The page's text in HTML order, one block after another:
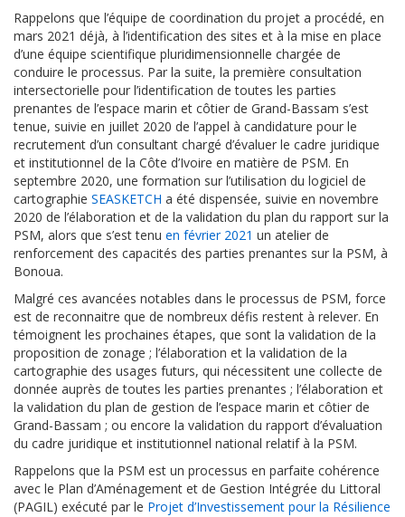
Rappelons que l’équipe de coordination du projet a procédé, en
mars 2021 déjà, à l’identification des sites et à la mise en place
d’une équipe scientifique pluridimensionnelle chargée de
conduire le processus. Par la suite, la première consultation
intersectorielle pour l’identification de toutes les parties
prenantes de l’espace marin et côtier de Grand-Bassam s’est
tenue, suivie en juillet 2020 de l’appel à candidature pour le
recrutement d’un consultant chargé d’évaluer le cadre juridique
et institutionnel de la Côte d’Ivoire en matière de PSM. En
septembre 2020, une formation sur l’utilisation du logiciel de
cartographie SEASKETCH a été dispensée, suivie en novembre
2020 de l’élaboration et de la validation du plan du rapport sur la
PSM, alors que s’est tenu en février 2021 un atelier de
renforcement des capacités des parties prenantes sur la PSM, à
Bonoua.
Malgré ces avancées notables dans le processus de PSM, force
est de reconnaitre que de nombreux défis restent à relever. En
témoignent les prochaines étapes, que sont la validation de la
proposition de zonage ; l’élaboration et la validation de la
cartographie des usages futurs, qui nécessitent une collecte de
donnée auprès de toutes les parties prenantes ; l’élaboration et
la validation du plan de gestion de l’espace marin et côtier de
Grand-Bassam ; ou encore la validation du rapport d’évaluation
du cadre juridique et institutionnel national relatif à la PSM.
Rappelons que la PSM est un processus en parfaite cohérence
avec le Plan d’Aménagement et de Gestion Intégrée du Littoral
(PAGIL) exécuté par le Projet d’Investissement pour la Résilience